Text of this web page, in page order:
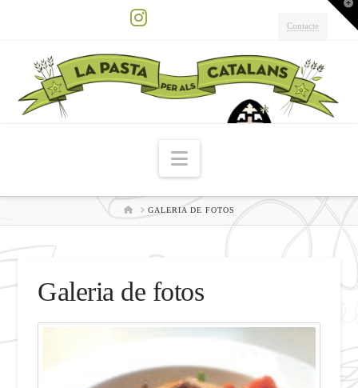
Contacte
Navigation
HOMEGALERIA DE FOTOS
Galeria de fotos